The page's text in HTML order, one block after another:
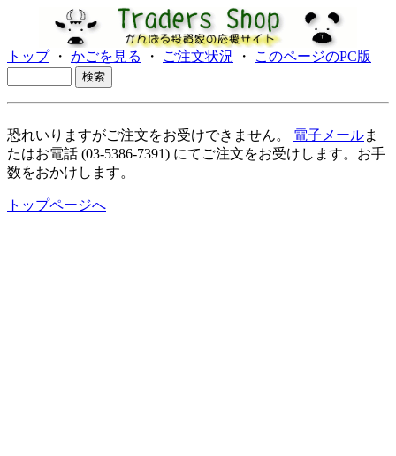
トップ・ かごを見る ・ ご注文状況 ・ このページのPC版
恐れいりますがご注文をお受けできません。 電子メールま
たはお電話 (03-5386-7391) にてご注文をお受けします。お手
数をおかけします。
トップページへ